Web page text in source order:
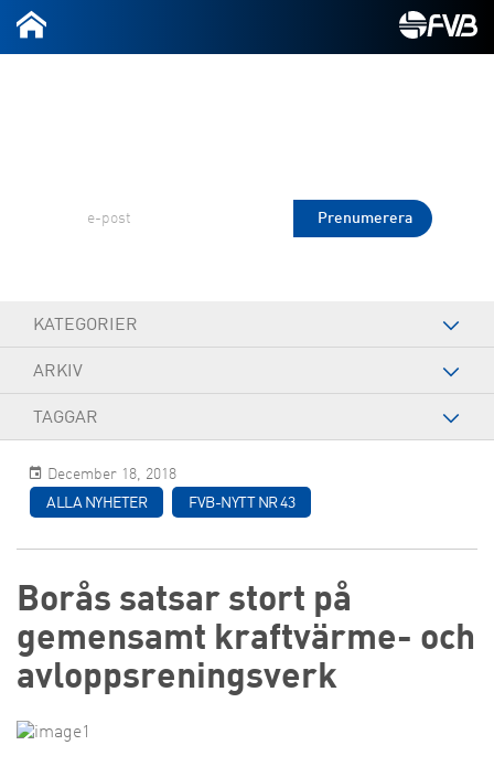
KATEGORIER
ARKIV
TAGGAR
December 18, 2018
ALLA NYHETER
FVB-NYTT NR 43
Borås satsar stort på
gemensamt kraftvärme- och
avloppsreningsverk